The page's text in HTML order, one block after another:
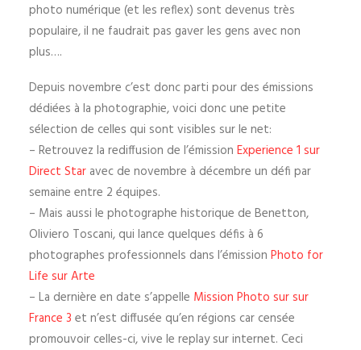
photo numérique (et les reflex) sont devenus très
populaire, il ne faudrait pas gaver les gens avec non
plus….
Depuis novembre c’est donc parti pour des émissions
dédiées à la photographie, voici donc une petite
sélection de celles qui sont visibles sur le net:
– Retrouvez la rediffusion de l’émission Experience 1 sur
Direct Star avec de novembre à décembre un défi par
semaine entre 2 équipes.
– Mais aussi le photographe historique de Benetton,
Oliviero Toscani, qui lance quelques défis à 6
photographes professionnels dans l’émission Photo for
Life sur Arte
– La dernière en date s’appelle Mission Photo sur sur
France 3 et n’est diffusée qu’en régions car censée
promouvoir celles-ci, vive le replay sur internet. Ceci